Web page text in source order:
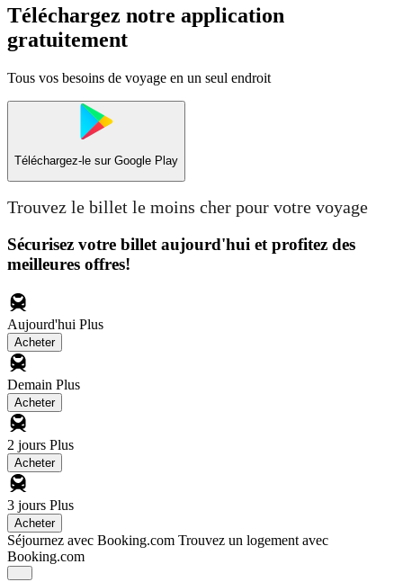
Téléchargez notre application
gratuitement
Tous vos besoins de voyage en un seul endroit
Téléchargez-le sur Google Play
Trouvez le billet le moins cher pour votre voyage
Sécurisez votre billet aujourd'hui et profitez des
meilleures offres!
Aujourd'hui Plus
Acheter
Demain Plus
Acheter
2 jours Plus
Acheter
3 jours Plus
Acheter
Séjournez avec Booking.com Trouvez un logement avec
Booking.com